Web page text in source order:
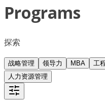
Programs
探索
战略管理 领导力 MBA 工
人力资源管理